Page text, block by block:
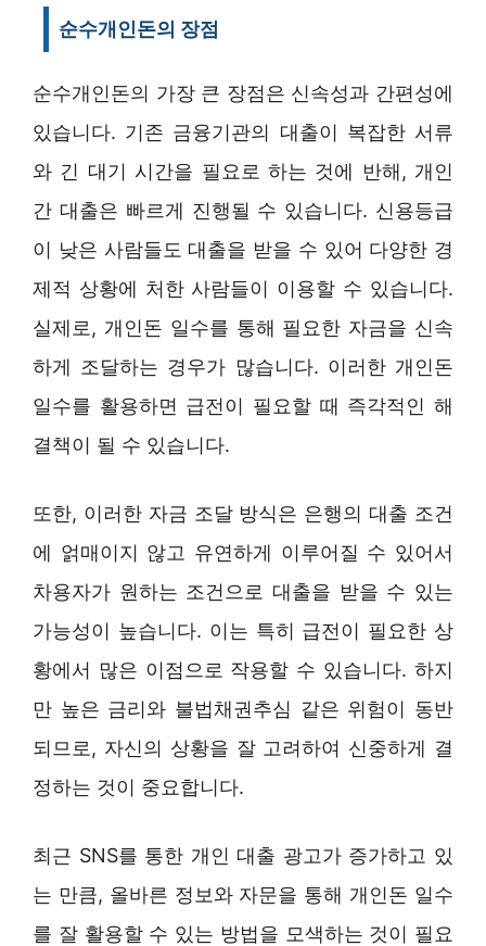
순수개인돈의 장점
순수개인돈의 가장 큰 장점은 신속성과 간편성에
있습니다. 기존 금융기관의 대출이 복잡한 서류
와 긴 대기 시간을 필요로 하는 것에 반해, 개인
간 대출은 빠르게 진행될 수 있습니다. 신용등급
이 낮은 사람들도 대출을 받을 수 있어 다양한 경
제적 상황에 처한 사람들이 이용할 수 있습니다.
실제로, 개인돈 일수를 통해 필요한 자금을 신속
하게 조달하는 경우가 많습니다. 이러한 개인돈
일수를 활용하면 급전이 필요할 때 즉각적인 해
결책이 될 수 있습니다.
또한, 이러한 자금 조달 방식은 은행의 대출 조건
에 얽매이지 않고 유연하게 이루어질 수 있어서
차용자가 원하는 조건으로 대출을 받을 수 있는
가능성이 높습니다. 이는 특히 급전이 필요한 상
황에서 많은 이점으로 작용할 수 있습니다. 하지
만 높은 금리와 불법채권추심 같은 위험이 동반
되므로, 자신의 상황을 잘 고려하여 신중하게 결
정하는 것이 중요합니다.
최근 SNS를 통한 개인 대출 광고가 증가하고 있
는 만큼, 올바른 정보와 자문을 통해 개인돈 일수
를 잘 활용할 수 있는 방법을 모색하는 것이 필요